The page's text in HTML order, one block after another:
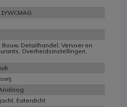
Detailhandel, Vervoer en
Overheidsinstellingen,
Eaterdicht